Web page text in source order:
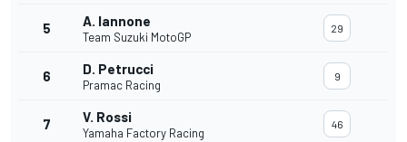
5 A. Iannone
Team Suzuki MotoGP
29
6 D. Petrucci
Pramac Racing
9
7 V. Rossi
Yamaha Factory Racing
46